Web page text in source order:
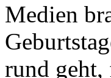
Medien
rund geht,